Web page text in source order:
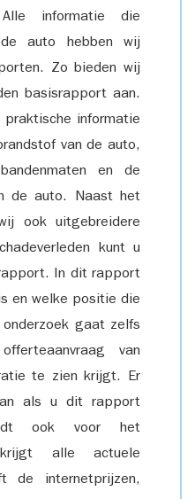
informatie die
auto hebben wij
Zo bieden wij
basisrapport aan.
praktische informatie
van de auto,
en de
de auto. Naast het
ook uitgebreidere
kunt u
In dit rapport
en welke positie die
gaat zelfs
van
te zien krijgt. Er
als u dit rapport
ook voor het
alle actuele
de internetprijzen,